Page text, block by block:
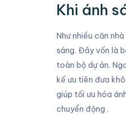
Khi ánh
Như nhiều căn
sáng. Đây vốn là
toàn bộ dự án.
kế ưu tiên đưa
giúp tối ưu hóa
chuyển động .